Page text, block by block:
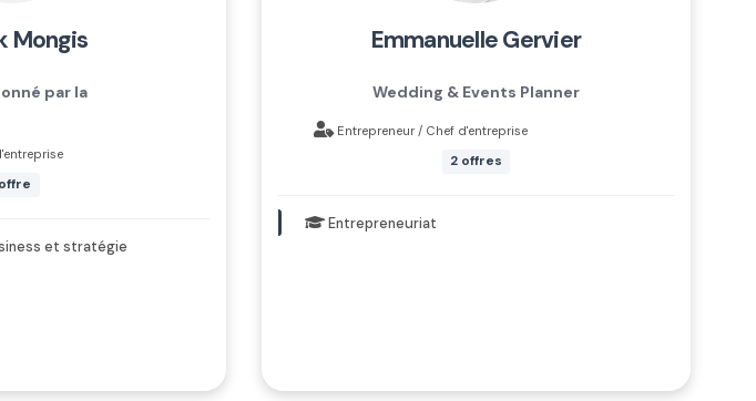
mongis
par la
et stratégie
emmanuelle gervier
Wedding & Events Planner
Entrepreneur / Chef d'entreprise
2 offres
Entrepreneuriat